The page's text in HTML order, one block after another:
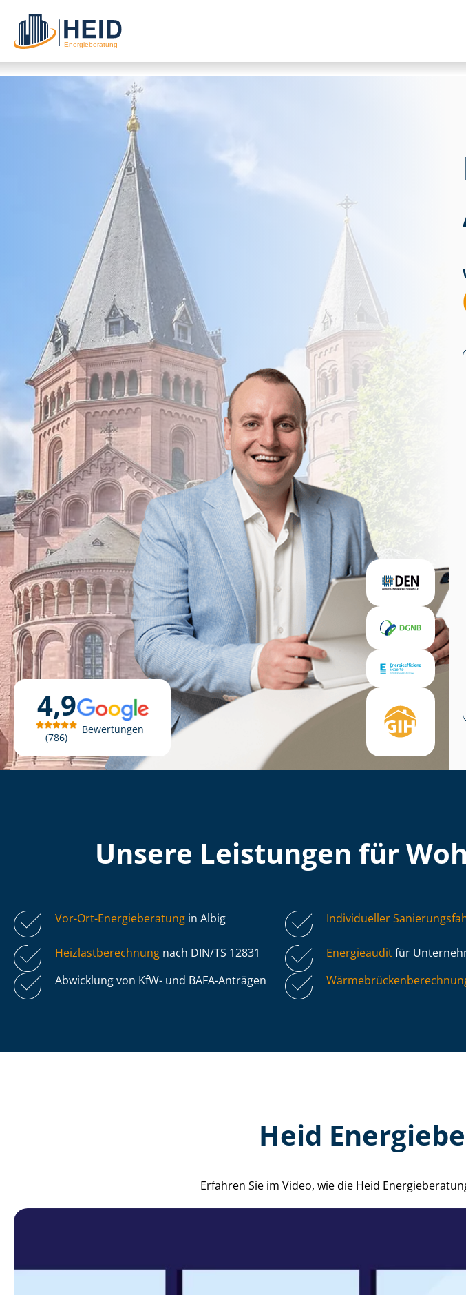
4,9
786
Bewertungen
Unsere Leistungen für
Vor-Ort-Energieberatung in Albig Individueller
Heiz­last­be­rech­nung nach DIN/TS 12831 Energieauditfür
Abwicklung von KfW- und BAFA-Anträgen
Heid
Erfahren Sie im Video, wie die Heid